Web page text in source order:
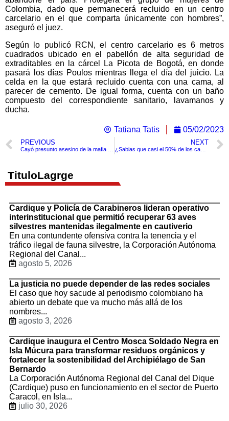
Colombia, dado que permanecerá recluido en un centro
carcelario en el que comparta únicamente con hombres”,
aseguró el juez.
Según lo publicó RCN, el centro carcelario es 6 metros
cuadrados ubicado en el pabellón de alta seguridad de
extraditables en la cárcel La Picota de Bogotá, en donde
pasará los días Poulos mientras llega el día del juicio. La
celda en la que estará recluido cuenta con una cama, al
parecer de cemento. De igual forma, cuenta con un baño
compuesto del correspondiente sanitario, lavamanos y
ducha.
Tatiana Tatis 05/02/2023
PREVIOUS
Cayó presunto asesino de la mafia italiana que se escondía bajo la fachada de un pizzero.
NEXT
¿Sabias que casi el 50% de los casos de cáncer son prevenibles?
TituloLagrge
Cardique y Policía de Carabineros lideran operativo
interinstitucional que permitió recuperar 63 aves
silvestres mantenidas ilegalmente en cautiverio
En una contundente ofensiva contra la tenencia y el
tráfico ilegal de fauna silvestre, la Corporación Autónoma
Regional del Canal...
agosto 5, 2026
La justicia no puede depender de las redes sociales
El caso que hoy sacude al periodismo colombiano ha
abierto un debate que va mucho más allá de los
nombres...
agosto 3, 2026
Cardique inaugura el Centro Mosca Soldado Negra en
Isla Múcura para transformar residuos orgánicos y
fortalecer la sostenibilidad del Archipiélago de San
Bernardo
La Corporación Autónoma Regional del Canal del Dique
(Cardique) puso en funcionamiento en el sector de Puerto
Caracol, en Isla...
julio 30, 2026